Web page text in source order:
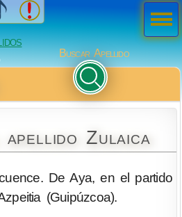
Buscar Apellido
Zulaica
De Aya, en el partido
(Guipúzcoa).
Men
ú